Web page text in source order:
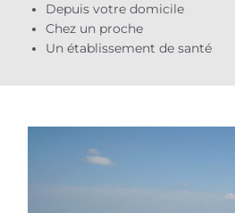
Depuis votre domicile
Chez un proche
Un établissement de santé